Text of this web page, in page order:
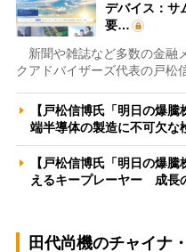
デバイス：サ
要…
新聞や雑誌など多数の金融
クアドバイザーズ代表の戸松
【戸松信博氏「明日の爆
端半導体の製造に不可欠
【戸松信博氏「明日の爆
えるキープレーヤー 成長
田代尚機のチャイナ